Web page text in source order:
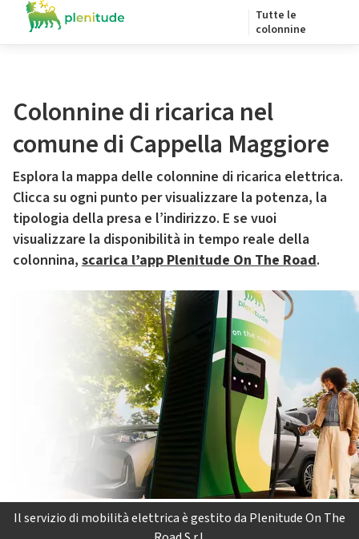
Tutte le
colonnine
Colonnine di ricarica nel
comune di Cappella Maggiore
Esplora la mappa delle colonnine di ricarica elettrica.
Clicca su ogni punto per visualizzare la potenza, la
tipologia della presa e l’indirizzo. E se vuoi
visualizzare la disponibilità in tempo reale della
colonnina, scarica l’app Plenitude On The Road.
Il servizio di mobilità elettrica è gestito da Plenitude On The